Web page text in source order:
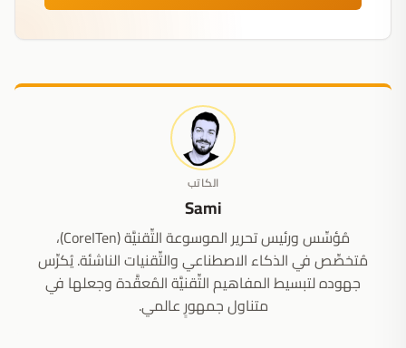
الكاتب
Sami
مُؤسِّس ورئيس تحرير الموسوعة التِّقنيَّة (CoreITen)،
مُتخصِّص في الذكاء الاصطناعي والتِّقنيات الناشئة. يُكرِّس
جهوده لتبسيط المفاهيم التِّقنيَّة المُعقَّدة وجعلها في
متناول جمهورٍ عالمي.